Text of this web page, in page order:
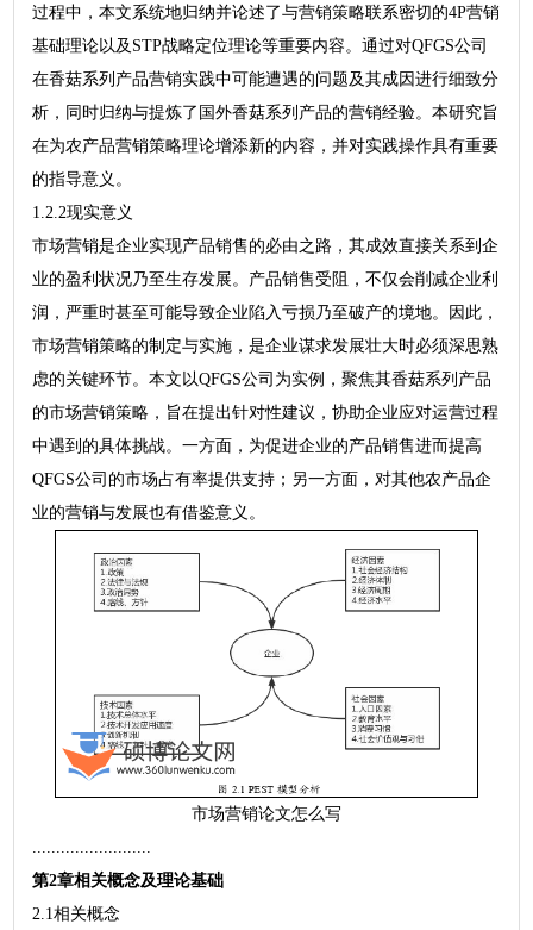
过程中，本文系统地归纳并论述了与营销策略联系密切的4P营销
基础理论以及STP战略定位理论等重要内容。通过对QFGS公司
在香菇系列产品营销实践中可能遭遇的问题及其成因进行细致分
析，同时归纳与提炼了国外香菇系列产品的营销经验。本研究旨
在为农产品营销策略理论增添新的内容，并对实践操作具有重要
的指导意义。
1.2.2现实意义
市场营销是企业实现产品销售的必由之路，其成效直接关系到企
业的盈利状况乃至生存发展。产品销售受阻，不仅会削减企业利
润，严重时甚至可能导致企业陷入亏损乃至破产的境地。因此，
市场营销策略的制定与实施，是企业谋求发展壮大时必须深思熟
虑的关键环节。本文以QFGS公司为实例，聚焦其香菇系列产品
的市场营销策略，旨在提出针对性建议，协助企业应对运营过程
中遇到的具体挑战。一方面，为促进企业的产品销售进而提高
QFGS公司的市场占有率提供支持；另一方面，对其他农产品企
业的营销与发展也有借鉴意义。
市场营销论文怎么写
.........................
第2章相关概念及理论基础
2.1相关概念